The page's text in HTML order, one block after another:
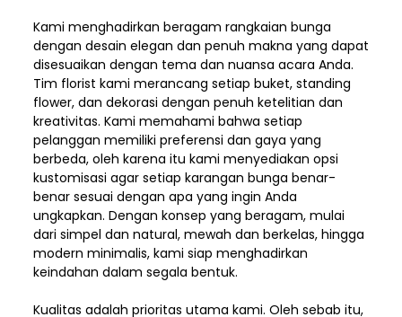
Kami menghadirkan beragam rangkaian bunga
dengan desain elegan dan penuh makna yang dapat
disesuaikan dengan tema dan nuansa acara Anda.
Tim florist kami merancang setiap buket, standing
flower, dan dekorasi dengan penuh ketelitian dan
kreativitas. Kami memahami bahwa setiap
pelanggan memiliki preferensi dan gaya yang
berbeda, oleh karena itu kami menyediakan opsi
kustomisasi agar setiap karangan bunga benar-
benar sesuai dengan apa yang ingin Anda
ungkapkan. Dengan konsep yang beragam, mulai
dari simpel dan natural, mewah dan berkelas, hingga
modern minimalis, kami siap menghadirkan
keindahan dalam segala bentuk.
Kualitas adalah prioritas utama kami. Oleh sebab itu,